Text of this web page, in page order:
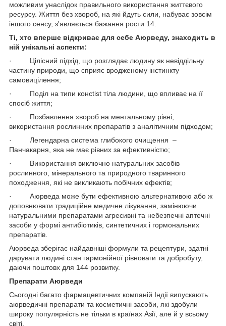
можливим унаслідок правильного використання життєвого
ресурсу. Життя без хвороб, на які йдуть сили, набуває зовсім
іншого сенсу, з'являється бажання рости 14.
Ті, хто вперше відкриває для себе Аюрведу, знаходить в
ній унікальні аспекти:
· Цілісний підхід, що розглядає людину як невіддільну
частину природи, що сприяє вродженому інстинкту
самовицілення;
· Поділ на типи консtist тіла людини, що впливає на її
спосіб життя;
· Позбавлення хвороб на ментальному рівні,
використання рослинних препаратів з аналітичним підходом;
· Легендарна система глибокого очищення –
Панчакарня, яка не має рівних за ефективністю;
· Використання виключно натуральних засобів
рослинного, мінерального та природного тваринного
походження, які не викликають побічних ефектів;
· Аюрведа може бути ефективною альтернативою або ж
доповнювати традиційне медичне лікування, замінюючи
натуральними препаратами агресивні та небезпечні аптечні
засоби у формі антибіотиків, синтетичних і гормональних
препаратів.
Аюрведа зберігає найдавніші формули та рецептури, здатні
дарувати людині стан гармонійної рівноваги та добробуту,
даючи поштовх для 144 розвитку.
Препарати Аюрведи
Сьогодні багато фармацевтичних компаній Індії випускають
аюрведичні препарати та косметичні засоби, які здобули
широку популярність не тільки в країнах Азії, але й у всьому
світі.